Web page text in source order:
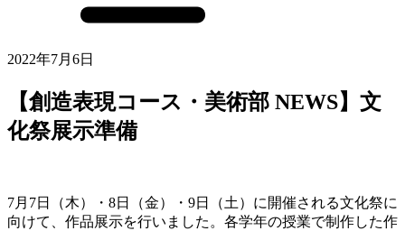
2022年7月6日
【創造表現コース・美術部 NEWS】文
化祭展示準備
7月7日（木）・8日（金）・9日（土）に開催される文化祭に
向けて、作品展示を行いました。各学年の授業で制作した作